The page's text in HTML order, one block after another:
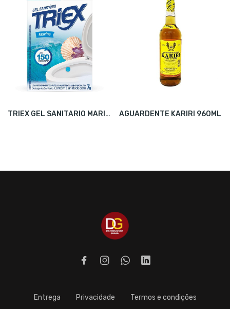
TRIEX GEL SANITARIO MARINE 7G CX/12 AGUARDENTE KARIRI 960ML
Entrega Privacidade Termos e condições